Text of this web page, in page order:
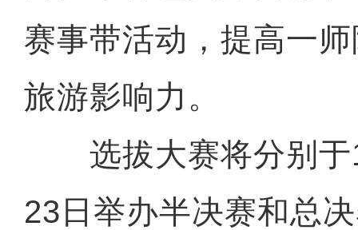
赛事带活动，提高一
旅游影响力。
选拔大赛将分别于
23日举办半决赛和总